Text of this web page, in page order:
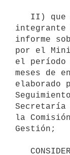
integrante
informe
por el
el período
meses de
elaborado
Secretaría
la
Gestión;